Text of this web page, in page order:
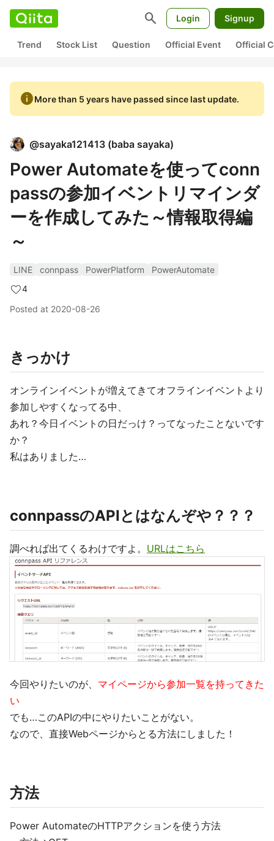
search Login Signup
Trend Stock List Question Official Event Official
infoMore than 5 years have passed since last update.
@sayaka121413 (baba sayaka)
Power Automateを使ってconn
passの参加イベントリマインダ
ーを作成してみた～情報取得編
～
LINE connpass PowerPlatform
PowerAutomate
4
Posted at 2020-08-26
きっかけ
オンラインイベントが増えてきてオフラインイベントより
参加しやすくなってる中、
あれ？今日イベントの日だっけ？ってなったことないです
か？
私はありました…
connpassのAPIとはなんぞや？？？
調べれば出てくるわけですよ。 URLはこちら
今回やりたいのが、 マイページから参加一覧を持ってきた
い
でも…このAPIの中にやりたいことがない。
なので、直接Webページからとる方法にしました！
方法
Power AutomateのHTTPアクションを使う方法